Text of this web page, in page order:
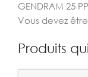
GENDRAM 25
Vous devez être
Produits